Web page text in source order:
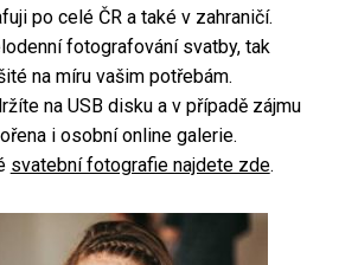
focení
focení
focení
focení
po celé ČR a také v zahraničí.
fotografování svatby, tak
na míru vašim potřebám.
na USB disku a v případě zájmu
i osobní online galerie.
svatební fotografie najdete zde.